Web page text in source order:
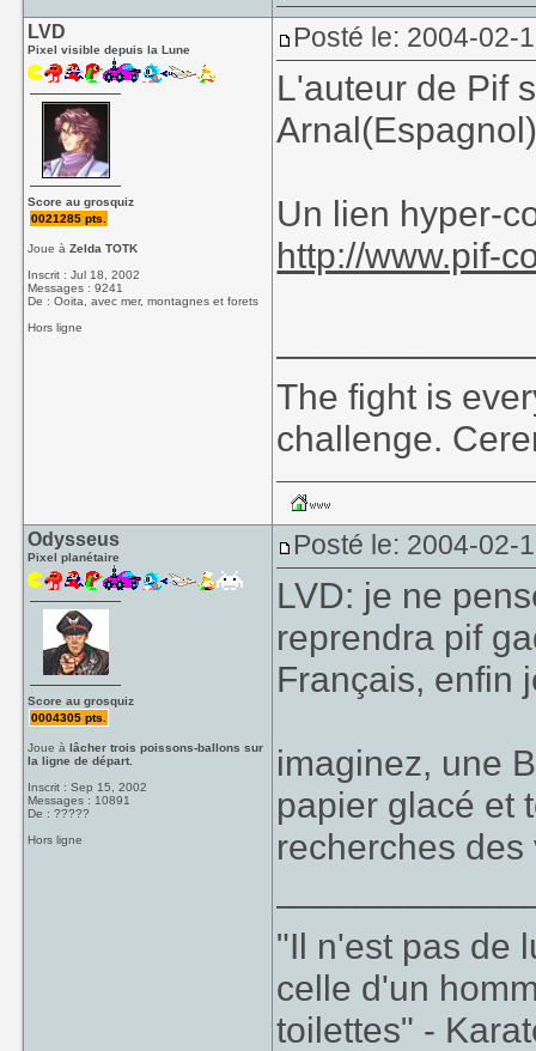
LVD
Pixel visible depuis la Lune
Score au grosquiz
0021285 pts.
Joue àZelda TOTK
Inscrit : Jul 18, 2002
Messages : 9241
De : Ooita, avec mer, montagnes et forets
Hors ligne
Posté le: 2004-02-
L'auteur de Pif
Un lien hyper-
http://www.pif-
The fight is
challenge.
Odysseus
Pixel planétaire
Score au grosquiz
0004305 pts.
Joue àlâcher trois poissons-ballons sur
la ligne de départ.
Inscrit : Sep 15, 2002
Messages : 10891
De : ?????
Hors ligne
Posté le: 2004-02-
LVD: je ne
reprendra pif
Français, enfin
imaginez, une
papier glacé et
recherches
"Il n'est pas de
celle d'un
toilettes" -